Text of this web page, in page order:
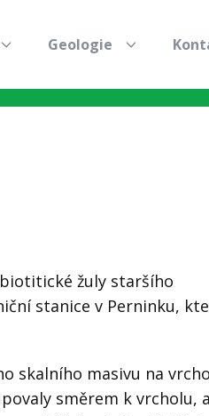
Geologie
žuly staršího
stanice v Perninku,
skalního masivu na
směrem k vrcholu,